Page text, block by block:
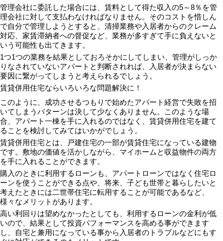
管理会社に委託した場合には、賃料として得た収入の5～8％を管
理会社に対して支払わなければなりません。そのコストを惜しん
で自分で管理しようとすると、清掃業務や入居者からのクレーム
対応、家賃滞納者への督促など、業務が多すぎて手に負えないと
いう可能性も出てきます。
1つ1つの業務を結果としておろそかにしてしまい、管理がしっか
りなされていないアパートと判断されれば、入居者が決まらない
要因に繋がってしまうと考えられるでしょう。
賃貸併用住宅ならいろいろな問題解決に！
このように、成功させるつもりで始めたアパート経営で失敗を招
いてしまうパターンは決して少なくありません。このような場
合、アパート一棟を手に入れるのではなく、賃貸併用住宅を建て
ることを検討してみてはいかがでしょう。
賃貸併用住宅とは、戸建住宅の一部が賃貸住宅になっている建物
です。敷地の価値を活かしながら、マイホームと収益物件の両方
を手に入れることができます。
購入のときに利用するローンも、アパートローンではなく住宅ロ
ーンを使うことができる点や、将来、子ども世帯と暮らしたいと
考えたときには二世帯住宅に転用することが可能であるなど、
様々なメリットがあります。
高い利回りは望めなかったとしても、利用するローンの金利が低
いので、結果として投資パフォーマンスを高める事ができます
し、自宅と兼用になっている事から入居者のトラブルなどにもす